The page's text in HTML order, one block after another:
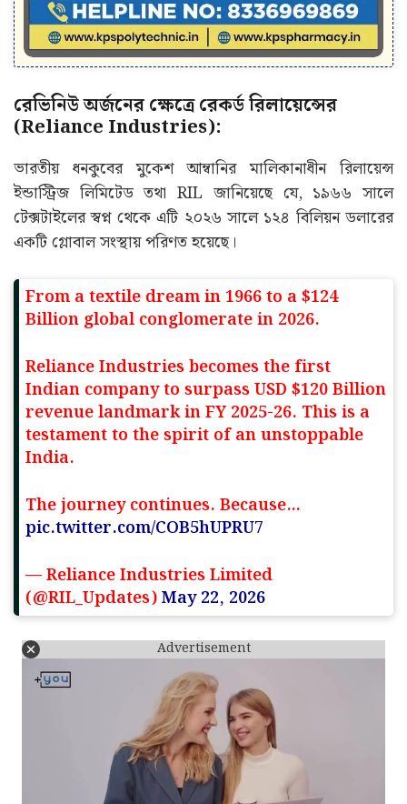
রেভিনিউ অর্জনের ক্ষেত্রে রেকর্ড রিলায়েন্সের
(Reliance Industries):
ভারতীয় ধনকুবের মুকেশ আম্বানির মালিকানাধীন রিলায়েন্স
ইন্ডাস্ট্রিজ লিমিটেড তথা RIL জানিয়েছে যে, ১৯৬৬ সালে
টেক্সটাইলের স্বপ্ন থেকে এটি ২০২৬ সালে ১২৪ বিলিয়ন ডলারের
একটি গ্লোবাল সংস্থায় পরিণত হয়েছে।
From a textile dream in 1966 to a $124
Billion global conglomerate in 2026.
Reliance Industries becomes the first
Indian company to surpass USD $120 Billion
revenue landmark in FY 2025-26. This is a
testament to the spirit of an unstoppable
India.
The journey continues. Because…
pic.twitter.com/COB5hUPRU7
— Reliance Industries Limited
(@RIL_Updates)May 22, 2026
Advertisement